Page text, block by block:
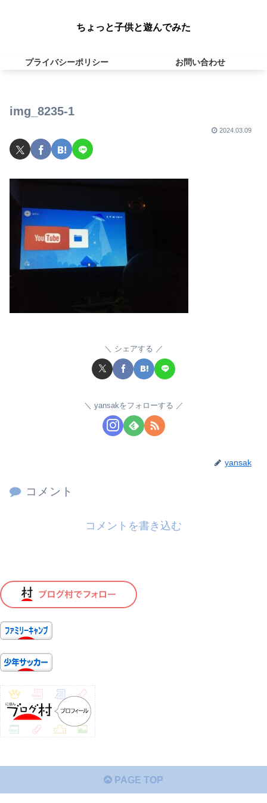
ちょっと子供と遊んでみた
プライバシーポリシー お問い合わせ
img_8235-1
2024.03.09
シェアする
yansakをフォローする
yansak
コメント
コメントを書き込む
PAGE TOP